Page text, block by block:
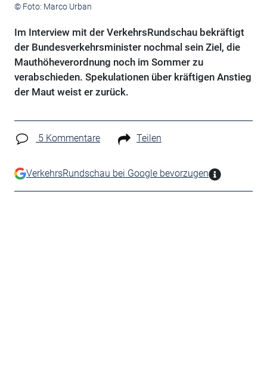
© Foto: Marco Urban
Im Interview mit der VerkehrsRundschau bekräftigt
der Bundesverkehrsminister nochmal sein Ziel, die
Mauthöheverordnung noch im Sommer zu
verabschieden. Spekulationen über kräftigen Anstieg
der Maut weist er zurück.
5 Kommentare Teilen
VerkehrsRundschau bei Google bevorzugen